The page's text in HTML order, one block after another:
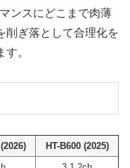
ンスにどこまで肉薄
削ぎ落として合理化を
。
HT-B600 (2025)